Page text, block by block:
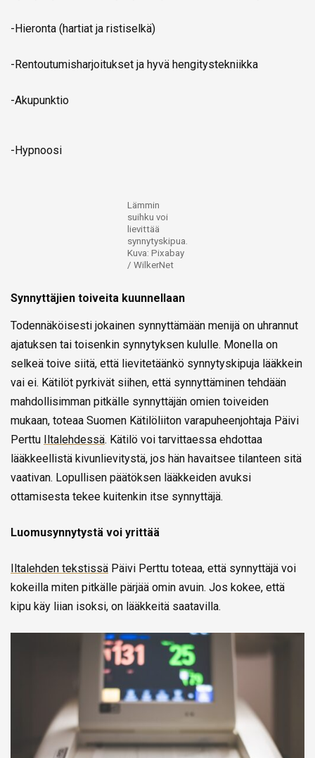
-Hieronta (hartiat ja ristiselkä)
-Rentoutumisharjoitukset ja hyvä hengitystekniikka
-Akupunktio
-Hypnoosi
Lämmin
suihku voi
lievittää
synnytyskipua.
Kuva: Pixabay
/ WilkerNet
Synnyttäjien toiveita kuunnellaan
Todennäköisesti jokainen synnyttämään menijä on uhrannut
ajatuksen tai toisenkin synnytyksen kululle. Monella on
selkeä toive siitä, että lievitetäänkö synnytyskipuja lääkkein
vai ei. Kätilöt pyrkivät siihen, että synnyttäminen tehdään
mahdollisimman pitkälle synnyttäjän omien toiveiden
mukaan, toteaa Suomen Kätilöliiton varapuheenjohtaja Päivi
Perttu Iltalehdessä. Kätilö voi tarvittaessa ehdottaa
lääkkeellistä kivunlievitystä, jos hän havaitsee tilanteen sitä
vaativan. Lopullisen päätöksen lääkkeiden avuksi
ottamisesta tekee kuitenkin itse synnyttäjä.
Luomusynnytystä voi yrittää
Iltalehden tekstissä Päivi Perttu toteaa, että synnyttäjä voi
kokeilla miten pitkälle pärjää omin avuin. Jos kokee, että
kipu käy liian isoksi, on lääkkeitä saatavilla.